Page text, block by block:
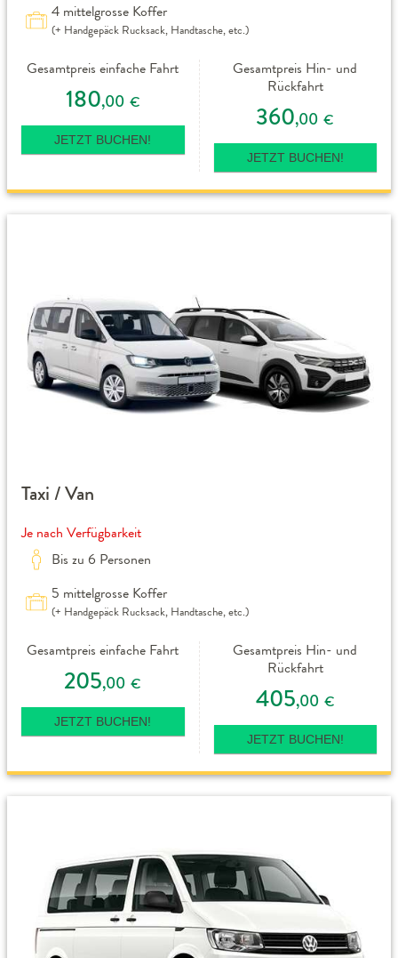
4 mittelgrosse Koffer
(+ Handgepäck Rucksack, Handtasche, etc.)
Gesamtpreis einfache Fahrt
180,00 €
JETZT BUCHEN!
Gesamtpreis Hin- und
Rückfahrt
360,00 €
JETZT BUCHEN!
Taxi / Van
Je nach Verfügbarkeit
Bis zu 6 Personen
5 mittelgrosse Koffer
(+ Handgepäck Rucksack, Handtasche, etc.)
Gesamtpreis einfache Fahrt
205,00 €
JETZT BUCHEN!
Gesamtpreis Hin- und
Rückfahrt
405,00 €
JETZT BUCHEN!